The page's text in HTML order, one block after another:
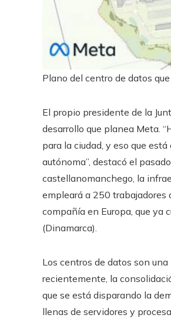
Plano del centro de datos
El propio presidente de la
desarrollo que planea Meta.
para la ciudad, y eso que
autónoma”, destacó el
castellanomanchego, la
empleará a 250 trabajadores
compañía en Europa, que ya
(Dinamarca).
Los centros de datos son
recientemente, la
que se está disparando la
llenas de servidores y